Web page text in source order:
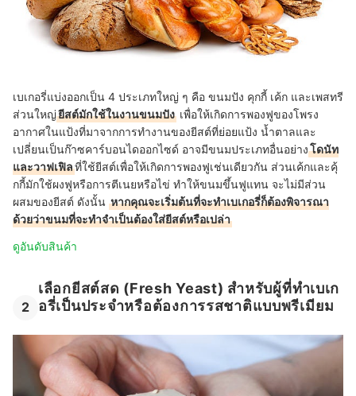
เบเกอรี่แบ่งออกเป็น 4 ประเภทใหญ่ ๆ คือ ขนมปัง คุกกี้ เค้ก และเพสทรี
ส่วนใหญ่ยีสต์มักใช้ในงานขนมปัง เพื่อให้เกิดการพองฟูของโพรง
อากาศในแป้งที่มาจากการทำงานของยีสต์ที่ย่อยแป้ง น้ำตาลและ
เปลี่ยนเป็นก๊าซคาร์บอนไดออกไซด์ อาจมีขนมประเภทอื่นอย่างโดนัท
และวาฟเฟิลที่ใช้ยีสต์เพื่อให้เกิดการพองฟูเช่นเดียวกัน ส่วนเค้กและคุ้
กกี้มักใช้ผงฟูหรือการตีเนยหรือไข่ ทำให้ขนมขึ้นฟูแทน จะไม่มีส่วน
ผสมของยีสต์ ดังนั้น หากคุณจะเริ่มต้นที่จะทำเบเกอรี่ก็ต้องพิจารณา
ด้วยว่าขนมที่จะทำจำเป็นต้องใส่ยีสต์หรือเปล่า
ดูอันดับสินค้า
2
เลือกยีสต์สด (Fresh Yeast) สำหรับผู้ที่ทำเบเก
อรี่เป็นประจำหรือต้องการรสชาติแบบพรีเมียม